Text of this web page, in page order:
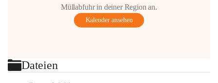
Müllabfuhr in deiner Region an.
Kalender ansehen
Dateien